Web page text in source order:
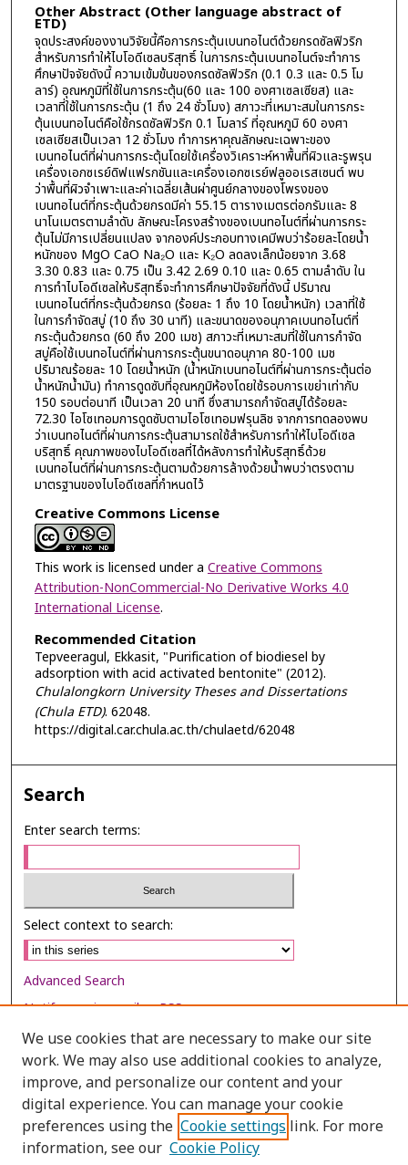
Other Abstract (Other language abstract of
ETD)
จุดประสงค์ของงานวิจัยนี้คือการกระตุ้นเบนทอไนต์ด้วยกรดซัลฟิวริก
สำหรับการทำให้ไบโอดีเซลบริสุทธิ์ ในการกระตุ้นเบนทอไนต์จะทำการ
ศึกษาปัจจัยดังนี้ ความเข้มข้นของกรดซัลฟิวริก (0.1 0.3 และ 0.5 โม
ลาร์) อุณหภูมิที่ใช้ในการกระตุ้น(60 และ 100 องศาเซลเซียส) และ
เวลาที่ใช้ในการกระตุ้น (1 ถึง 24 ชั่วโมง) สภาวะที่เหมาะสมในการกระ
ตุ้นเบนทอไนต์คือใช้กรดซัลฟิวริก 0.1 โมลาร์ ที่อุณหภูมิ 60 องศา
เซลเซียสเป็นเวลา 12 ชั่วโมง ทำการหาคุณลักษณะเฉพาะของ
เบนทอไนต์ที่ผ่านการกระตุ้นโดยใช้เครื่องวิเคราะห์หาพื้นที่ผิวและรูพรุน
เครื่องเอกซเรย์ดิฟแฟรกชันและเครื่องเอกซเรย์ฟลูออเรสเซนต์ พบ
ว่าพื้นที่ผิวจำเพาะและค่าเฉลี่ยเส้นผ่าศูนย์กลางของโพรงของ
เบนทอไนต์ที่กระตุ้นด้วยกรดมีค่า 55.15 ตารางเมตรต่อกรัมและ 8
นาโนเมตรตามลำดับ ลักษณะโครงสร้างของเบนทอไนต์ที่ผ่านการกระ
ตุ้นไม่มีการเปลี่ยนแปลง จากองค์ประกอบทางเคมีพบว่าร้อยละโดยน้ำ
หนักของ MgO CaO Na₂O และ K₂O ลดลงเล็กน้อยจาก 3.68
3.30 0.83 และ 0.75 เป็น 3.42 2.69 0.10 และ 0.65 ตามลำดับ ใน
การทำไบโอดีเซลให้บริสุทธิ์จะทำการศึกษาปัจจัยที่ดังนี้ ปริมาณ
เบนทอไนต์ที่กระตุ้นด้วยกรด (ร้อยละ 1 ถึง 10 โดยน้ำหนัก) เวลาที่ใช้
ในการกำจัดสบู่ (10 ถึง 30 นาที) และขนาดของอนุภาคเบนทอไนต์ที่
กระตุ้นด้วยกรด (60 ถึง 200 เมช) สภาวะที่เหมาะสมที่ใช้ในการกำจัด
สบู่คือใช้เบนทอไนต์ที่ผ่านการกระตุ้นขนาดอนุภาค 80-100 เมช
ปริมาณร้อยละ 10 โดยน้ำหนัก (น้ำหนักเบนทอไนต์ที่ผ่านการกระตุ้นต่อ
น้ำหนักน้ำมัน) ทำการดูดซับที่อุณหภูมิห้องโดยใช้รอบการเขย่าเท่ากับ
150 รอบต่อนาที เป็นเวลา 20 นาที ซึ่งสามารถกำจัดสบู่ได้ร้อยละ
72.30 ไอโซเทอมการดูดซับตามไอโซเทอมฟรุนลิช จากการทดลองพบ
ว่าเบนทอไนต์ที่ผ่านการกระตุ้นสามารถใช้สำหรับการทำให้ไบโอดีเซล
บริสุทธิ์ คุณภาพของไบโอดีเซลที่ได้หลังการทำให้บริสุทธิ์ด้วย
เบนทอไนต์ที่ผ่านการกระตุ้นตามด้วยการล้างด้วยน้ำพบว่าตรงตาม
มาตรฐานของไบโอดีเซลที่กำหนดไว้
Creative Commons License
This work is licensed under a Creative Commons
Attribution-NonCommercial-No Derivative Works 4.0
International License.
Recommended Citation
Tepveeragul, Ekkasit, "Purification of biodiesel by
adsorption with acid activated bentonite" (2012).
Chulalongkorn University Theses and Dissertations
(Chula ETD). 62048.
https://digital.car.chula.ac.th/chulaetd/62048
Search
Enter search terms:
Select context to search:
Advanced Search
Notify me via email orRSS
Browse
Collections
Disciplines
Authors
We use cookies that are necessary to make our site
work. We may also use additional cookies to analyze,
improve, and personalize our content and your
digital experience. You can manage your cookie
preferences using the Cookie settings link. For more
information, see our Cookie Policy